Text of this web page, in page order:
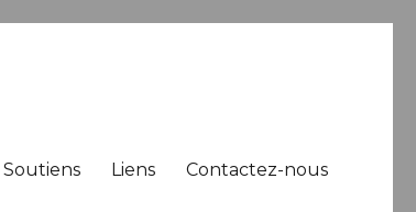
Soutiens Liens Contactez-nous